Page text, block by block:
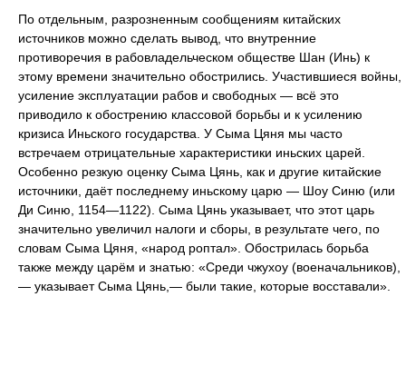
По отдельным, разрозненным сообщениям китайских
источников можно сделать вывод, что внутренние
противоречия в рабовладельческом обществе Шан (Инь) к
этому времени значительно обострились. Участившиеся войны,
усиление эксплуатации рабов и свободных — всё это
приводило к обострению классовой борьбы и к усилению
кризиса Иньского государства. У Сыма Цяня мы часто
встречаем отрицательные характеристики иньских царей.
Особенно резкую оценку Сыма Цянь, как и другие китайские
источники, даёт последнему иньскому царю — Шоу Синю (или
Ди Синю, 1154—1122). Сыма Цянь указывает, что этот царь
значительно увеличил налоги и сборы, в результате чего, по
словам Сыма Цяня, «народ роптал». Обострилась борьба
также между царём и знатью: «Среди чжухоу (военачальников),
— указывает Сыма Цянь,— были такие, которые восставали».